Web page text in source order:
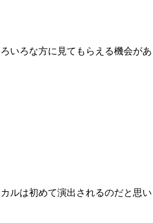
いろな方に見てもらえる機会があ
ルは初めて演出されるのだと思い